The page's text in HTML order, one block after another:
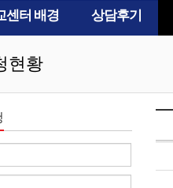
센터 배경 상담후기
현황